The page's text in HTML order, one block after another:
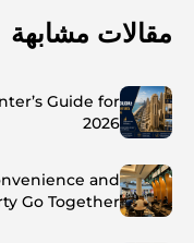
مقالات مشابهة
Guide for
2026
and
Go Together